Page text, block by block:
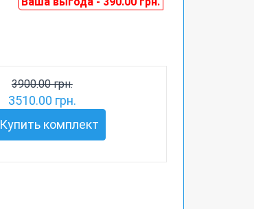
3900.00 грн.
3510.00 грн.
Купить комплект